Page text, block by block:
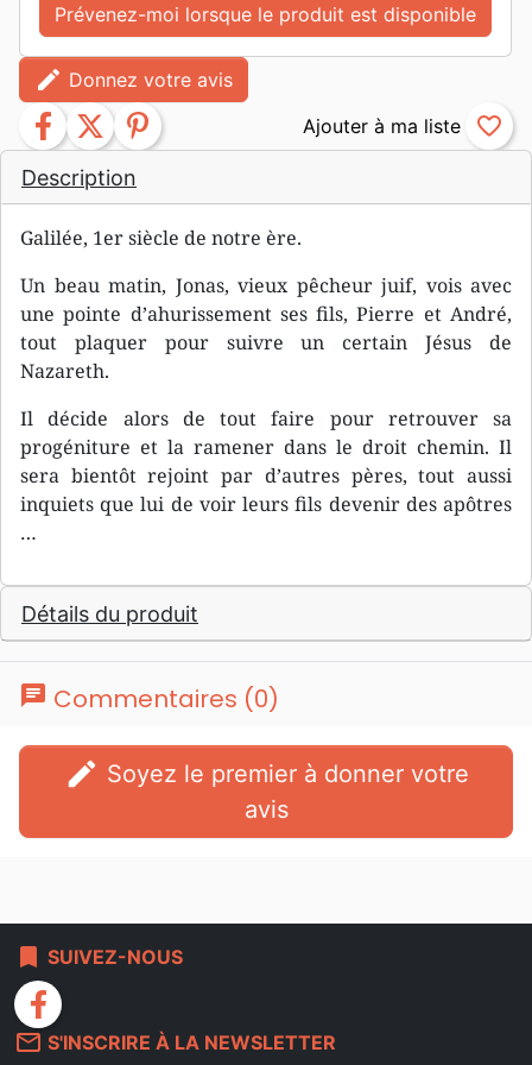
Description
Galilée, 1er siècle de notre ère.
Un beau matin, Jonas, vieux pêcheur juif, vois avec
une pointe d’ahurissement ses fils, Pierre et André,
tout plaquer pour suivre un certain Jésus de
Nazareth.
Il décide alors de tout faire pour retrouver sa
progéniture et la ramener dans le droit chemin. Il
sera bientôt rejoint par d’autres pères, tout aussi
inquiets que lui de voir leurs fils devenir des apôtres
…
Détails du produit
Prévenez-moi lorsque le produit est disponible
edit Donnez votre avis
facebook twitter pinterest favorite_border
chat Commentaires (0)
edit
avis
bookmark SUIVEZ-NOUS
facebook
mail_outline S'INSCRIRE À LA NEWSLETTER